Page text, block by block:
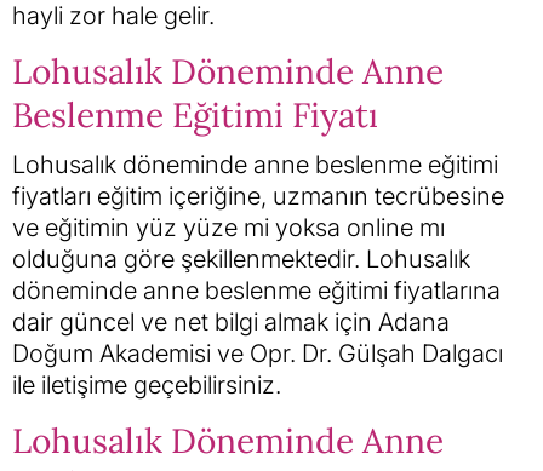
hayli zor hale gelir.
Lohusalık Döneminde Anne
Beslenme Eğitimi Fiyatı
Lohusalık döneminde anne beslenme eğitimi
fiyatları eğitim içeriğine, uzmanın tecrübesine
ve eğitimin yüz yüze mi yoksa online mı
olduğuna göre şekillenmektedir. Lohusalık
döneminde anne beslenme eğitimi fiyatlarına
dair güncel ve net bilgi almak için Adana
Doğum Akademisi ve Opr. Dr. Gülşah Dalgacı
ile iletişime geçebilirsiniz.
Lohusalık Döneminde Anne